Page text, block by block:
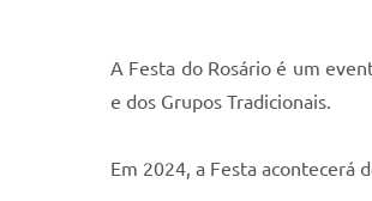
A Festa do Rosário é um
e dos Grupos Tradicionais.
Em 2024, a Festa acontecerá